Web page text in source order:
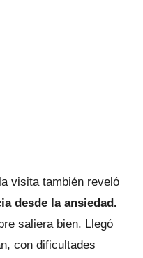
visita también reveló
desde la ansiedad.
saliera bien. Llegó
con dificultades